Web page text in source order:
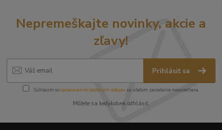
Nepremeškajte novinky, akcie a
zľavy!
Prihlásiť sa
Súhlasím sospracovaním osobných údajov za účelom zasielania newslettera.
Môžete sa kedykoľvek odhlásiť.